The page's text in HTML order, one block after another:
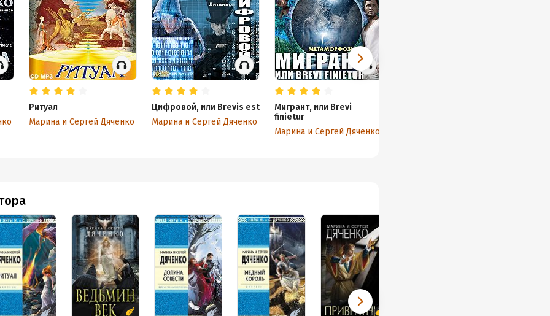
Ритуал
Марина и Сергей Дяченко
Цифровой, или Brevis est
Марина и Сергей Дяченко
Мигрант, или Brevi
finietur
Марина и Сергей Дяченко